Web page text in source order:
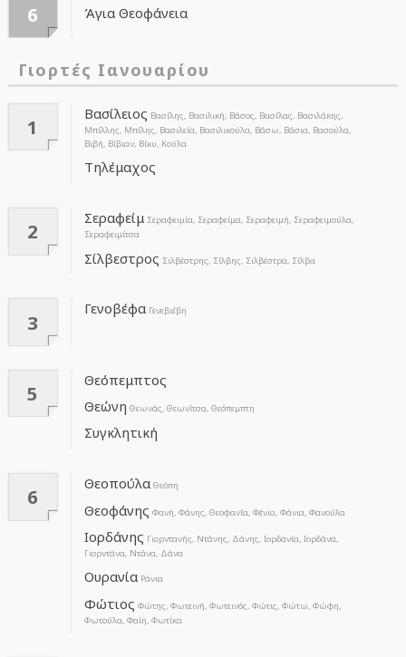
6 Άγια Θεοφάνεια
Γιορτές Ιανουαρίου
1
Βασίλειος Βασίλης, Βασιλική, Βάσος, Βασίλας, Βασιλάκης,
Μπίλλης, Μπίλης, Βασιλεία, Βασιλικούλα, Βάσω, Βάσια, Βασούλα,
Βιβή, Βίβιαν, Βίκυ, Κούλα
Τηλέμαχος
2
Σεραφείμ Σεραφειμία, Σεραφείμα, Σεραφειμή, Σεραφειμούλα,
Σεραφειμίτσα
Σίλβεστρος Σιλβέστρης, Σίλβης, Σιλβέστρα, Σίλβα
3
Γενοβέφα Γενεβιέβη
5
Θεόπεμπτος
Θεώνη Θεωνάς, Θεωνίτσα, Θεόπεμπτη
Συγκλητική
6
Θεοπούλα Θεόπη
Θεοφάνης Φανή, Φάνης, Θεοφανία, Φένια, Φάνια, Φανούλα
Ιορδάνης Γιορντανής, Ντάνης, Δάνης, Ιορδανία, Ιορδάνα,
Γιορντάνα, Ντάνα, Δάνα
Ουρανία Ράνια
Φώτιος Φώτης, Φωτεινή, Φωτεινός, Φώτις, Φώτω, Φώφη,
Φωτούλα, Φαίη, Φωτίκα